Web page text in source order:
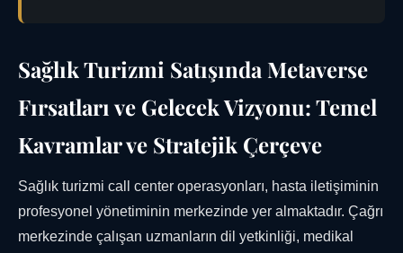
Sağlık Turizmi Satışında Metaverse
Fırsatları ve Gelecek Vizyonu: Temel
Kavramlar ve Stratejik Çerçeve
Sağlık turizmi call center operasyonları, hasta iletişiminin
profesyonel yönetiminin merkezinde yer almaktadır. Çağrı
merkezinde çalışan uzmanların dil yetkinliği, medikal